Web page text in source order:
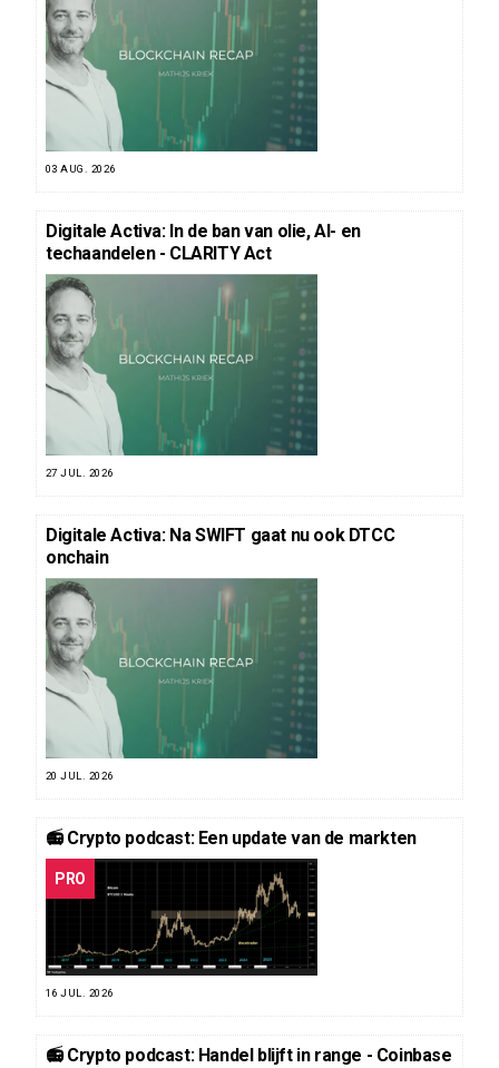
03 AUG. 2026
Digitale Activa: In de ban van olie, AI- en
techaandelen - CLARITY Act
27 JUL. 2026
Digitale Activa: Na SWIFT gaat nu ook DTCC
onchain
20 JUL. 2026
📻 Crypto podcast: Een update van de markten
PRO
16 JUL. 2026
📻 Crypto podcast: Handel blijft in range - Coinbase